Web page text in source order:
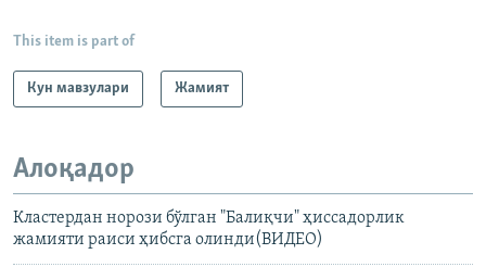
This item is part of
Кун мавзулари Жамият
Алоқадор
Кластердан норози бўлган "Балиқчи" ҳиссадорлик
жамияти раиси ҳибсга олинди(ВИДЕО)